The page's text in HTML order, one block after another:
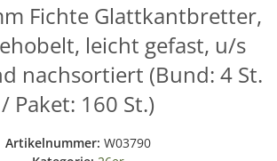
Fichte Glattkantbretter,
leicht gefast, u/s
nachsortiert (Bund: 4 St.
/ Paket: 160 St.)
Artikelnummer: W03790